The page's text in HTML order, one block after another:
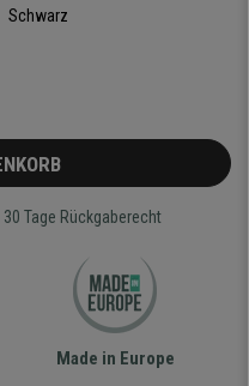
Schwarz
30 Tage Rückgaberecht
Made in Europe